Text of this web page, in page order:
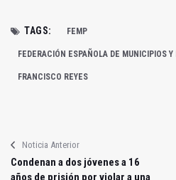
TAGS: FEMP
FEDERACIÓN ESPAÑOLA DE MUNICIPIOS
FRANCISCO REYES
Noticia Anterior
Condenan a dos jóvenes a 16
años de prisión por violar a una